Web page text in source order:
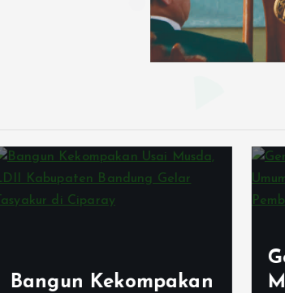
Bangun Kekompakan